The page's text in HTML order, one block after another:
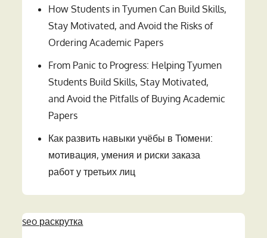
How Students in Tyumen Can Build Skills,
Stay Motivated, and Avoid the Risks of
Ordering Academic Papers
From Panic to Progress: Helping Tyumen
Students Build Skills, Stay Motivated,
and Avoid the Pitfalls of Buying Academic
Papers
Как развить навыки учёбы в Тюмени:
мотивация, умения и риски заказа
работ у третьих лиц
seo раскрутка